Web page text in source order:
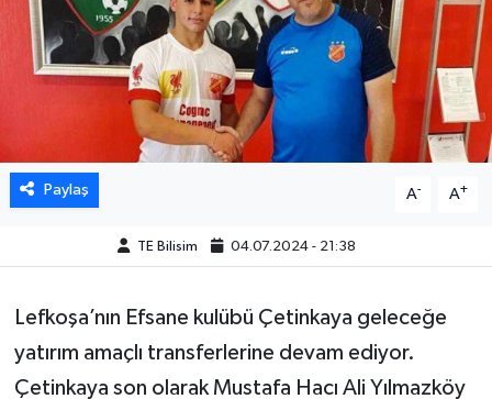
Paylaş A- A+
TE Bilisim 04.07.2024 - 21:38
Lefkoşa’nın Efsane kulübü Çetinkaya geleceğe
yatırım amaçlı transferlerine devam ediyor.
Çetinkaya son olarak Mustafa Hacı Ali Yılmazköy